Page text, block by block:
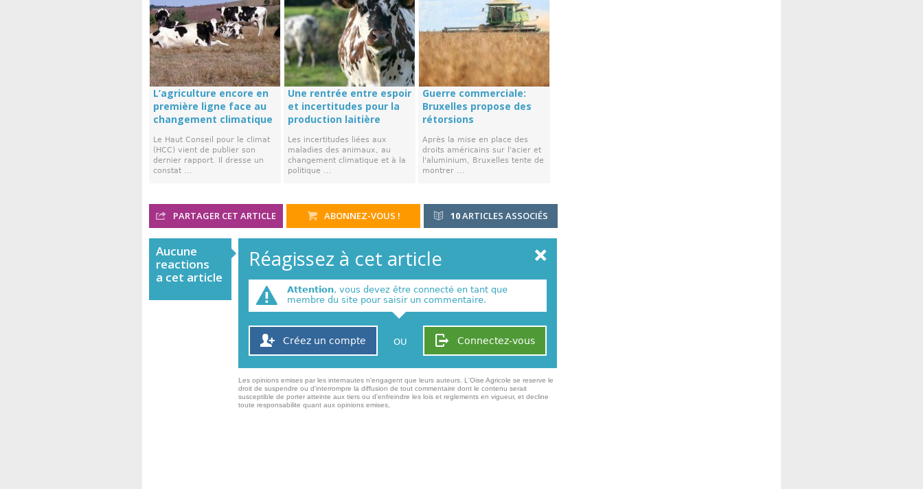
L’agriculture encore en
première ligne face au
changement climatique
Le Haut Conseil pour le climat
(HCC) vient de publier son
dernier rapport. Il dresse un
constat ...
Une rentrée entre espoir
et incertitudes pour la
production laitière
Les incertitudes liées aux
maladies des animaux, au
changement climatique et à la
politique ...
Guerre commerciale:
Bruxelles propose des
rétorsions
Après la mise en place des
droits américains sur l'acier et
l'aluminium, Bruxelles tente de
montrer ...
10ARTICLES ASSOCIÉS
PARTAGER CET ARTICLE ABONNEZ-VOUS !
Aucune
reactions
a cet article
Réagissez à cet article
Attention, vous devez être connecté en tant que
membre du site pour saisir un commentaire.
Connectez-vous
Créez un compte OU
Les opinions emises par les internautes n'engagent que leurs auteurs. L'Oise Agricole se reserve le
droit de suspendre ou d'interrompre la diffusion de tout commentaire dont le contenu serait
susceptible de porter atteinte aux tiers ou d'enfreindre les lois et reglements en vigueur, et decline
toute responsabilite quant aux opinions emises,